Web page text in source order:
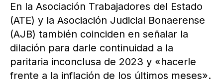
En la Asociación Trabajadores del Estado
(ATE) y la Asociación Judicial Bonaerense
(AJB) también coinciden en señalar la
dilación para darle continuidad a la
paritaria inconclusa de 2023 y «hacerle
frente a la inflación de los últimos meses».